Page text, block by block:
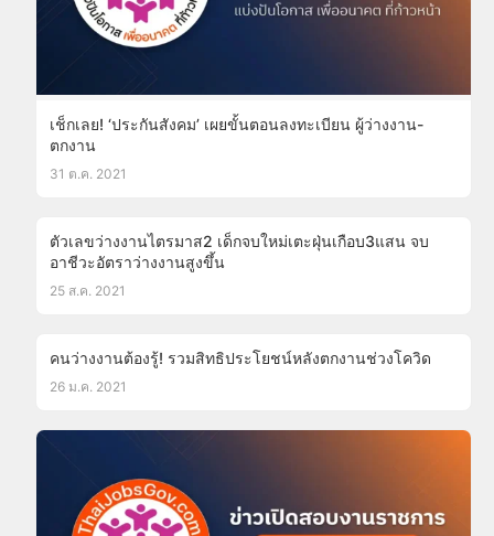
เช็กเลย! ‘ประกันสังคม’ เผยขั้นตอนลงทะเบียน ผู้ว่างงาน-
ตกงาน
31 ต.ค. 2021
ตัวเลขว่างงานไตรมาส2 เด็กจบใหม่เตะฝุ่นเกือบ3แสน จบ
อาชีวะอัตราว่างงานสูงขึ้น
25 ส.ค. 2021
คนว่างงานต้องรู้! รวมสิทธิประโยชน์หลังตกงานช่วงโควิด
26 ม.ค. 2021